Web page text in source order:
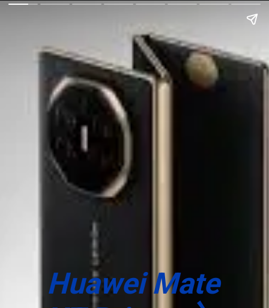
Huawei Mate